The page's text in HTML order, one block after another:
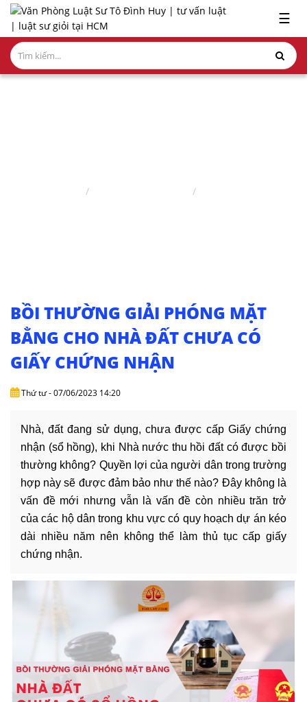
x
GIỚI
THIỆU
DỊCH
VỤ
VĂN
TỤC
LIÊN
HỆ
☰
BỒI THƯỜNG GIẢI PHÓNG MẶT
BẰNG CHO NHÀ ĐẤT CHƯA CÓ
GIẤY CHỨNG NHẬN
Thứ tư - 07/06/2023 14:20
Nhà, đất đang sử dụng, chưa được cấp Giấy chứng
nhận (sổ hồng), khi Nhà nước thu hồi đất có được bồi
thường không? Quyền lợi của người dân trong trường
hợp này sẽ được đảm bảo như thế nào? Đây không là
vấn đề mới nhưng vẫn là vấn đề còn nhiều trăn trở
của các hộ dân trong khu vực có quy hoạch dự án kéo
dài nhiều năm nên không thể làm thủ tục cấp giấy
chứng nhận.